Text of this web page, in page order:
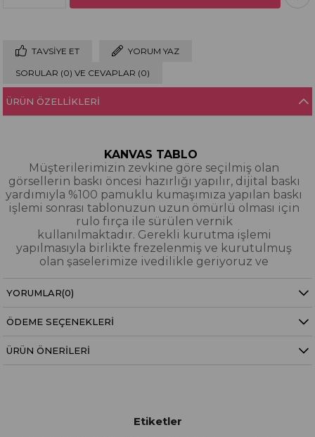
TAVSIYE ET YORUM YAZ
SORULAR (0) VE CEVAPLAR (0)
ÜRÜN ÖZELLIKLERI
KANVAS TABLO
Müşterilerimizin zevkine göre seçilmiş olan
görsellerin baskı öncesi hazırlığı yapılır, dijital baskı
yardımıyla %100 pamuklu kumaşımıza yapılan baskı
işlemi sonrası tablonuzun uzun ömürlü olması için
rulo fırça ile sürülen vernik
kullanılmaktadır. Gerekli kurutma işlemi
yapılmasıyla birlikte frezelenmiş ve kurutulmuş
olan şaselerimize ivedilikle geriyoruz ve
paketleyerek tarafınıza gönderiyoruz.
YAĞLI BOYA & SİM DOKULU TABLO
dijital baskı alınıp hazırlanarak üzerine spatula
eşliğinde boya dokunuşları / sim işlemeleri kısmi
YORUMLAR(0)
ÖDEME SEÇENEKLERI
ÜRÜN ÖNERILERI
Etiketler